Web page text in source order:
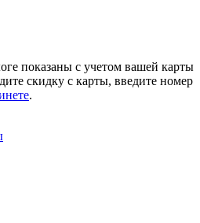
показаны с учетом вашей карты
скидку с карты, введите номер
.